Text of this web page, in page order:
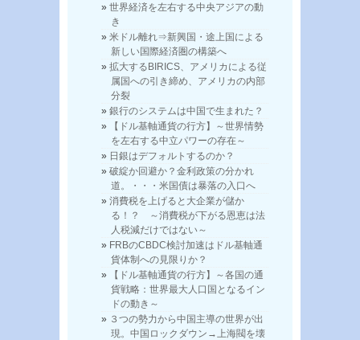
世界経済を左右する中央アジアの動
き
米ドル離れ⇒新興国・途上国による
新しい国際経済圏の構築へ
拡大するBIRICS、アメリカによる従
属国への引き締め、アメリカの内部
分裂
銀行のシステムは中国で生まれた？
【ドル基軸通貨の行方】～世界情勢
を左右する中立パワーの存在～
日銀はデフォルトするのか？
破綻か回避か？金利政策の分かれ
道。・・・米国債は暴落の入口へ
消費税を上げると大企業が儲か
る！？ ～消費税が下がる恩恵は法
人税減だけではない～
FRBのCBDC検討加速はドル基軸通
貨体制への見限りか？
【ドル基軸通貨の行方】～各国の通
貨戦略：世界最大人口国となるイン
ドの動き～
３つの勢力から中国主導の世界が出
現。中国ロックダウン→上海閥を壊